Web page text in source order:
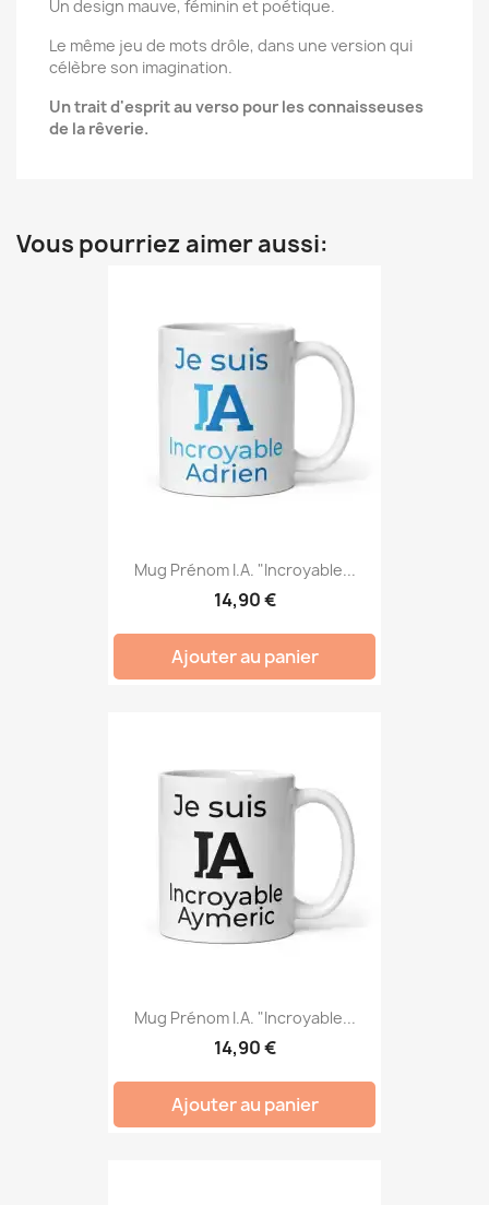
Un design mauve, féminin et poétique.
Le même jeu de mots drôle, dans une version qui
célèbre son imagination.
Un trait d'esprit au verso pour les connaisseuses
de la rêverie.
Vous pourriez aimer aussi:
Mug Prénom I.A. "Incroyable...
14,90 €
Ajouter au panier
Mug Prénom I.A. "Incroyable...
14,90 €
Ajouter au panier